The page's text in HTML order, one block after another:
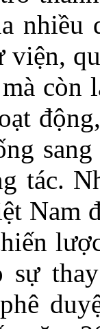
nhiều
còn
tác.
Nam
sự